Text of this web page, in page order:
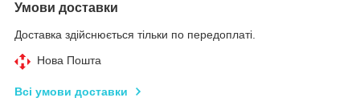
Умови доставки
Доставка здійснюється тільки по передоплаті.
Нова Пошта
Всі умови доставки